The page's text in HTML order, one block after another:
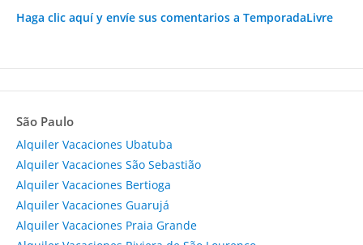
Haga clic aquí y envíe sus comentarios a TemporadaLivre
São Paulo
Alquiler Vacaciones Ubatuba
Alquiler Vacaciones São Sebastião
Alquiler Vacaciones Bertioga
Alquiler Vacaciones Guarujá
Alquiler Vacaciones Praia Grande